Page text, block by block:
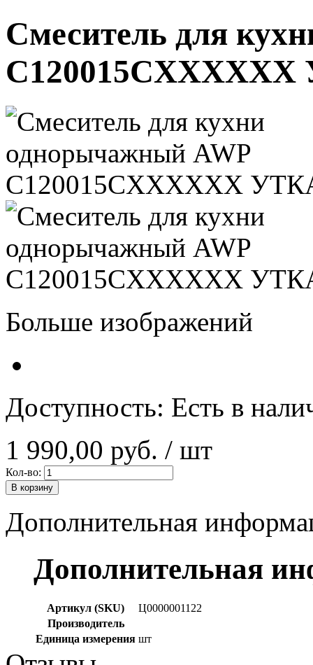
Смеситель для
Больше изображений
Доступность: Есть в
1 990,00 руб. / шт
Кол-во:
В корзину
Дополнительная
Дополнительная
Артикул (SKU)
Ц0000001122
Производитель
Единица измерения шт